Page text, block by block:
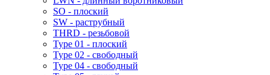
SO - плоский
SW - раструбный
THRD - резьбовой
Type 01 - плоский
Type 02 - свободный
Type 04 - свободный